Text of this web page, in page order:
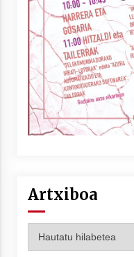
Artxiboa